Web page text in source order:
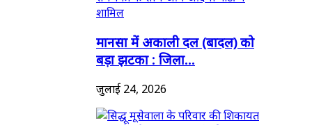
मानसा में अकाली दल (बादल) को
बड़ा झटका : जिला...
जुलाई 24, 2026